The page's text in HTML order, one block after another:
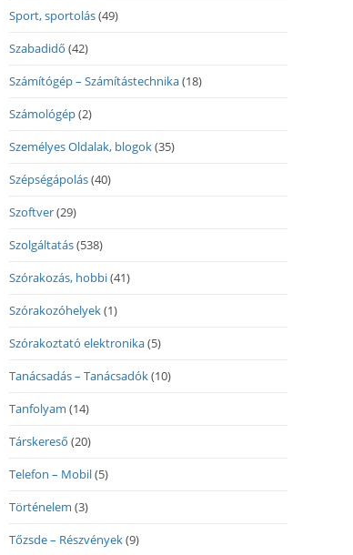
Sport, sportolás(49)
Szabadidő (42)
Számítógép – Számítástechnika(18)
Számológép(2)
Személyes Oldalak, blogok(35)
Szépségápolás(40)
Szoftver(29)
Szolgáltatás(538)
Szórakozás, hobbi(41)
Szórakozóhelyek(1)
Szórakoztató elektronika(5)
Tanácsadás – Tanácsadók(10)
Tanfolyam (14)
Társkereső (20)
Telefon – Mobil(5)
Történelem (3)
Tőzsde – Részvények(9)